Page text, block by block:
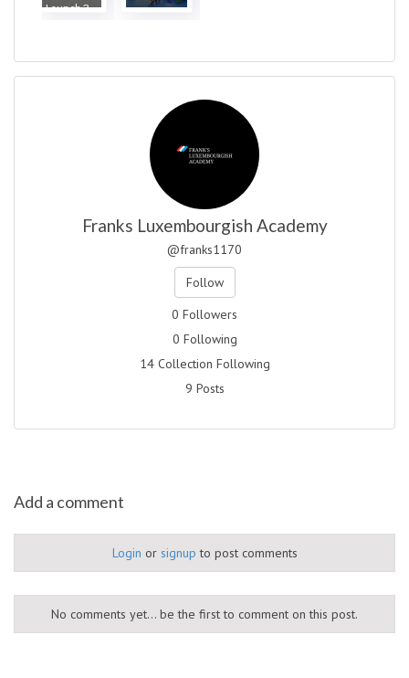
Launch 3...
Franks Luxembourgish Academy
@franks1170
Follow
0 Followers
0 Following
14 Collection Following
9 Posts
Add a comment
Login or signup to post comments
No comments yet... be the first to comment on this post.